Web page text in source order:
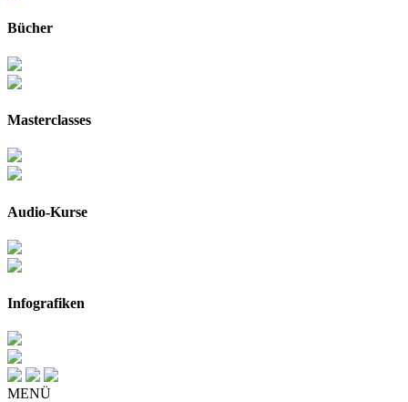
Bücher
Masterclasses
Audio-Kurse
Infografiken
MENÜ